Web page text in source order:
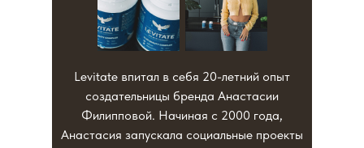
Levitate впитал в себя 20-летний опыт
создательницы бренда Анастасии
Филипповой. Начиная с 2000 года,
Анастасия запускала социальные проекты